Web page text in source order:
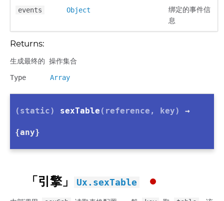
events Object
绑定的事件信
息
Returns:
生成最终的 操作集合
Type Array
(static) sexTable (reference, key) →
{any}
「引擎」 Ux.sexTable